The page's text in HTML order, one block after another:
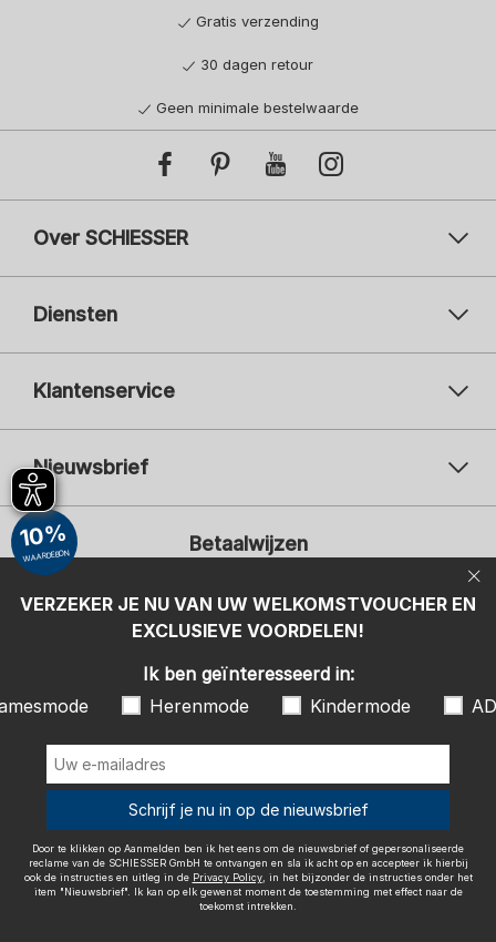
Gratis verzending
30 dagen retour
Geen minimale bestelwaarde
Over SCHIESSER
Diensten
Klantenservice
Nieuwsbrief
Uw e-mailadres
Ik ben geïnteresseerd in:
Damesmode
Herenmode
Kindermode
Door te klikken op Aanmelden ben ik het eens om de nieuwsbrief of
gepersonaliseerde reclame van de SCHIESSER GmbH te ontvangen en
"Nieuwsbrief". Ik kan op elk gewenst moment de toestemming met
effect naar de toekomst intrekken.
Betaalwijzen
Wij bezorgen met
Colofon Algemene voorwaarden
Herroepingsrecht
VERZEKER JE NU VAN UW WELKOMSTVOUCHER EN
EXCLUSIEVE VOORDELEN!
10%
WAARDEBON
Ik ben geïnteresseerd in:
Herenmode Kindermode
Schrijf je nu in op de nieuwsbrief
Door te klikken op Aanmelden ben ik het eens om de nieuwsbrief of gepersonaliseerde
reclame van de SCHIESSER GmbH te ontvangen en sla ik acht op en accepteer ik hierbij
ook de instructies en uitleg in de Privacy Policy, in het bijzonder de instructies onder het
item "Nieuwsbrief". Ik kan op elk gewenst moment de toestemming met effect naar de
toekomst intrekken.